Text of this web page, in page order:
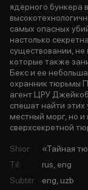
ядерного бункера
самых опасных
настолько
существовании, не
которые также
Бекс и ее
охранник тюрьмы
агент ЦРУ
спешат найти
местный морг, но
сверхсекретной
Shior:
«Тайная
Til:
rus, eng
Subtitr:
eng, uzb